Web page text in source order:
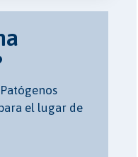
el lugar de